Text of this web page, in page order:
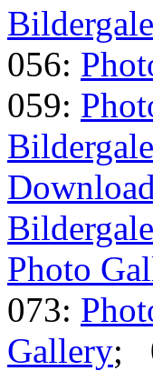
056:
059:
Photo
073:
Gallery;